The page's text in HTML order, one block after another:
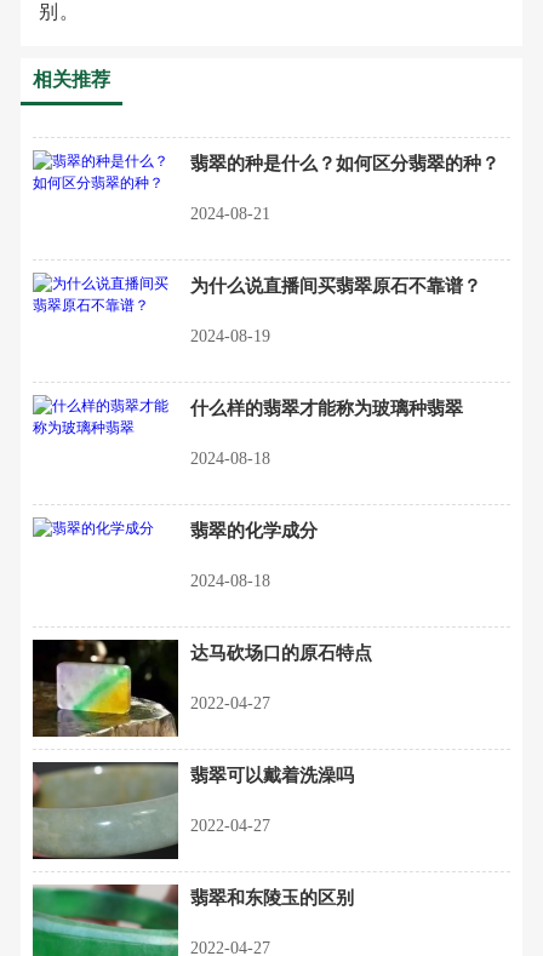
别。
相关推荐
翡翠的种是什么？如何区分翡翠的种？
2024-08-21
为什么说直播间买翡翠原石不靠谱？
2024-08-19
什么样的翡翠才能称为玻璃种翡翠
2024-08-18
翡翠的化学成分
2024-08-18
达马砍场口的原石特点
2022-04-27
翡翠可以戴着洗澡吗
2022-04-27
翡翠和东陵玉的区别
2022-04-27